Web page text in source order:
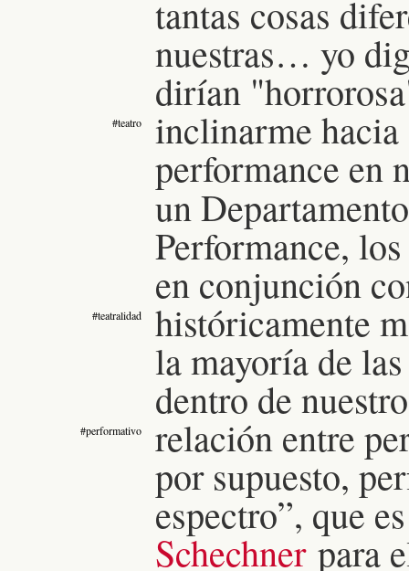
tantas cosas
nuestras… yo
dirían
inclinarme
#teatro
performance en
un
Performance,
en conjunción
históricamente
#teatralidad
la mayoría de
dentro de
relación entre
#performativo
por supuesto,
espectro”, que
Schechnerpara